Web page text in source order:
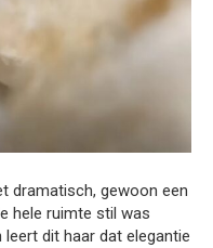
dramatisch, gewoon een
hele ruimte stil was
leert dit haar dat elegantie